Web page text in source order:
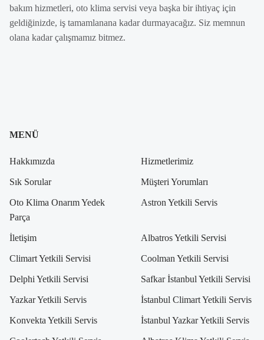
bakım hizmetleri, oto klima servisi veya başka bir ihtiyaç için
geldiğinizde, iş tamamlanana kadar durmayacağız. Siz memnun
olana kadar çalışmamız bitmez.
MENÜ
Hakkımızda Hizmetlerimiz
Sık Sorular Müşteri Yorumları
Oto Klima Onarım Yedek
Parça
Astron Yetkili Servis
İletişim Albatros Yetkili Servisi
Climart Yetkili Servisi Coolman Yetkili Servisi
Delphi Yetkili Servisi Safkar İstanbul Yetkili Servisi
Yazkar Yetkili Servis İstanbul Climart Yetkili Servis
Konvekta Yetkili Servis İstanbul Yazkar Yetkili Servis